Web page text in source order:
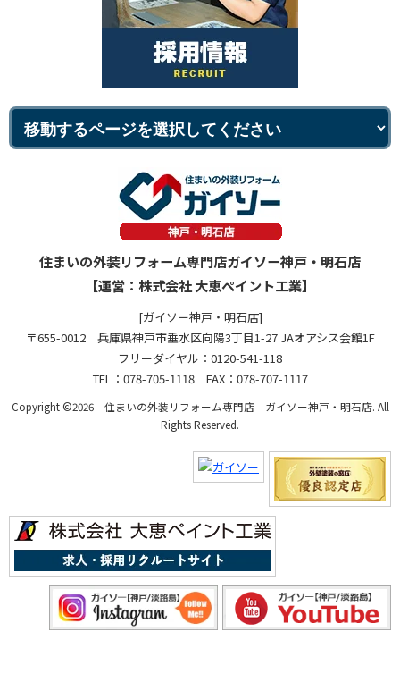
住まいの外装リフォーム専門店ガイソー神戸・明石店
【運営：株式会社 大恵ペイント工業】
[ガイソー神戸・明石店]
〒655-0012 兵庫県神戸市垂水区向陽3丁目1-27 JAオアシス会館1F
フリーダイヤル：0120-541-118
TEL：078-705-1118 FAX：078-707-1117
Copyright ©2026 住まいの外装リフォーム専門店 ガイソー神戸・明石店. All
Rights Reserved.